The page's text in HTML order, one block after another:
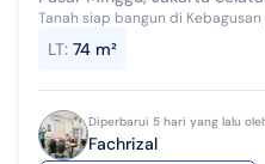
Tanah siap bangun di Kebagusan
LT: 74 m²
Diperbarui 5 hari yang lalu
Fachrizal